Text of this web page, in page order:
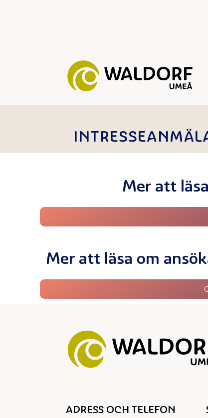
Mer att
Mer att läsa om
ADRESS OCH TELEFON